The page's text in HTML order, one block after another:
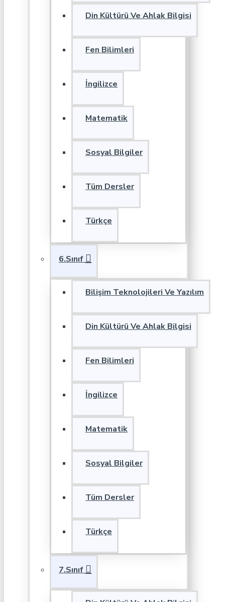
Din Kültürü Ve Ahlak Bilgisi
Fen Bilimleri
İngilizce
Matematik
Sosyal Bilgiler
Tüm Dersler
Türkçe
6.Sınıf
Bilişim Teknolojileri Ve Yazılım
Din Kültürü Ve Ahlak Bilgisi
Fen Bilimleri
İngilizce
Matematik
Sosyal Bilgiler
Tüm Dersler
Türkçe
7.Sınıf